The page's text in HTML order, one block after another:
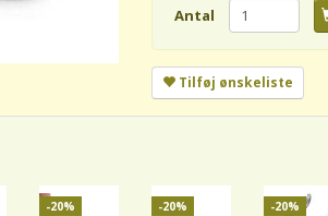
Antal
Tilføj ønskeliste
-20% -20% -20%